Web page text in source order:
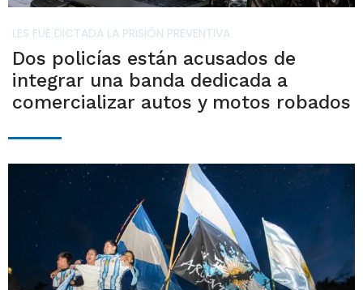
LES FUE DICTADA LA PRISIÓN PREVENTIVA
Dos policías están acusados de
integrar una banda dedicada a
comercializar autos y motos robados